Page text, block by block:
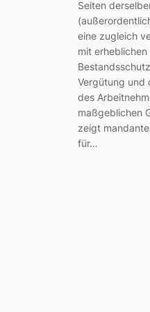
Seiten
eine zugleich
mit
Vergütung und
des
maßgeblichen
zeigt
für…